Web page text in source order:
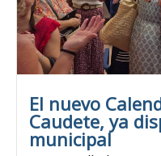
El nuevo
Caudete, ya
municipal